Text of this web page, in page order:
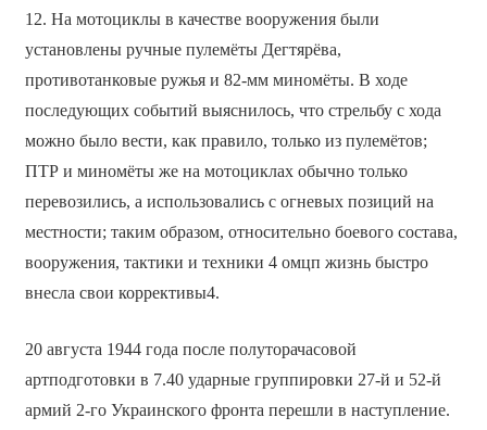
12. На мотоциклы в качестве вооружения были
установлены ручные пулемёты Дегтярёва,
противотанковые ружья и 82-мм миномёты. В ходе
последующих событий выяснилось, что стрельбу с хода
можно было вести, как правило, только из пулемётов;
ПТР и миномёты же на мотоциклах обычно только
перевозились, а использовались с огневых позиций на
местности; таким образом, относительно боевого состава,
вооружения, тактики и техники 4 омцп жизнь быстро
внесла свои коррективы4.
20 августа 1944 года после полуторачасовой
артподготовки в 7.40 ударные группировки 27-й и 52-й
армий 2-го Украинского фронта перешли в наступление.